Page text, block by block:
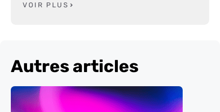
VOIR PLUS
Autres articles